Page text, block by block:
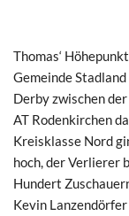
Thomas‘
Gemeinde
Derby zwischen
AT Rodenkirchen
Kreisklasse Nord
hoch, der Verlierer
Hundert
Kevin